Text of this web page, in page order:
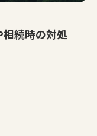
続時の対処